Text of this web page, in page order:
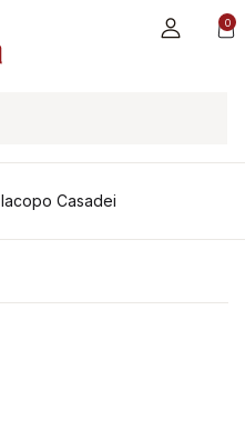
0
Iacopo Casadei